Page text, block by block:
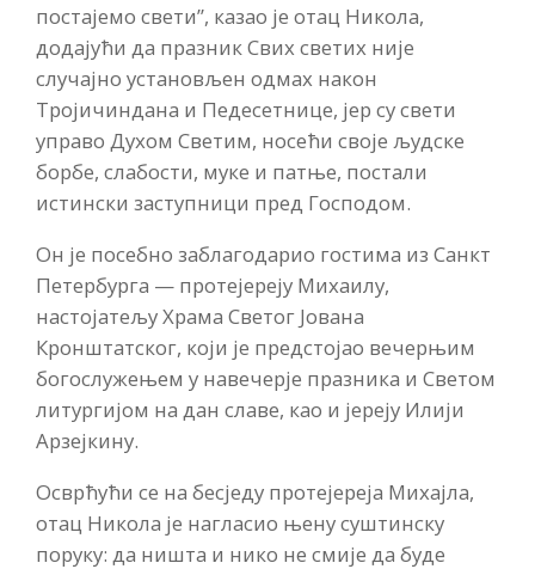
постајемо свети”, казао је отац Никола,
додајући да празник Свих светих није
случајно установљен одмах након
Тројичиндана и Педесетнице, јер су свети
управо Духом Светим, носећи своје људске
борбе, слабости, муке и патње, постали
истински заступници пред Господом.
Он је посебно заблагодарио гостима из Санкт
Петербурга — протејереју Михаилу,
настојатељу Храма Светог Јована
Кронштатског, који је предстојао вечерњим
богослужењем у навечерје празника и Светом
литургијом на дан славе, као и јереју Илији
Арзејкину.
Осврћући се на бесједу протејереја Михајла,
отац Никола је нагласио њену суштинску
поруку: да ништа и нико не смије да буде